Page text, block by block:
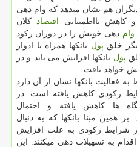
دیگران هم نشان می­دهد كه وام­ دهی
كاهش نااطمینانی اقتصاد
كلان
وام ­دهی خویش را در دوران ركود
خلق پول بانك­ها همراه با ادوار
پول بانك­ها افزایش می­ یابد و در
خواهد یافت.
فعالیت بانك­ها نشان از آن دارد
ركودی كاهش یافته است. در
­ها كاهش یافته و احتمال
همین مبنا بانك­ها كه به دنبال
شرایط ركودی به علت افزایش
به تسهیلات­ دهی می­كنند. این